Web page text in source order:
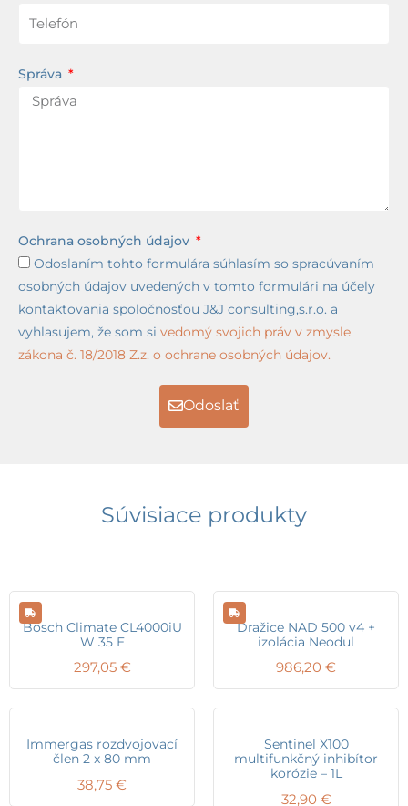
Správa
Ochrana osobných údajov
Odoslaním tohto formulára súhlasím so spracúvaním
osobných údajov uvedených v tomto formulári na účely
kontaktovania spoločnosťou J&J consulting,s.r.o. a
vyhlasujem, že som si vedomý svojich práv v zmysle
zákona č. 18/2018 Z.z. o ochrane osobných údajov.
Odoslať
Súvisiace produkty
Bosch Climate CL4000iU
W 35 E
297,05 €
Dražice NAD 500 v4 +
izolácia Neodul
986,20 €
Immergas rozdvojovací
člen 2 x 80 mm
38,75 €
Sentinel X100
multifunkčný inhibítor
korózie – 1L
32,90 €